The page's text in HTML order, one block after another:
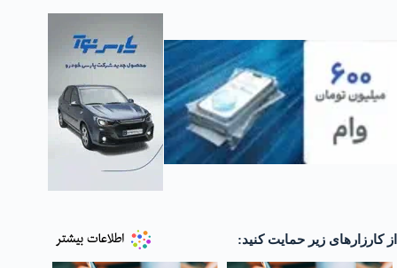
از کارزارهای زیر حمایت کنید: